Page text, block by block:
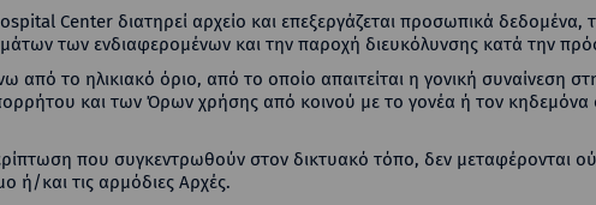
Center διατηρεί αρχείο και επεξεργάζεται προσωπικά
των ενδιαφερομένων και την παροχή διευκόλυνσης κατά την
από το ηλικιακό όριο, από το οποίο απαιτείται η γονική συναίνεση
και των Όρων χρήσης από κοινού με το γονέα ή τον κηδεμόνα
που συγκεντρωθούν στον δικτυακό τόπο, δεν μεταφέρονται
ή/και τις αρμόδιες Αρχές.